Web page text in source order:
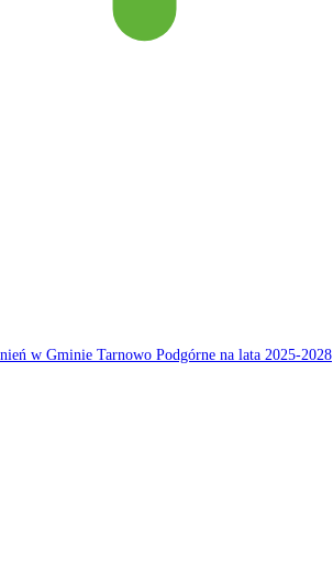
w Gminie Tarnowo Podgórne na lata 2025-2028